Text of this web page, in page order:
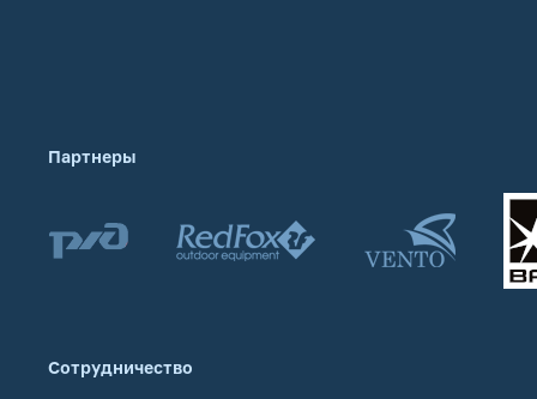
Партнеры
Сотрудничество